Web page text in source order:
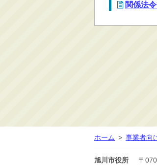
子育て・学校教育
市民活動・参加・
まちづくり
関係法
ホーム > 事業者向
旭川市役所 〒